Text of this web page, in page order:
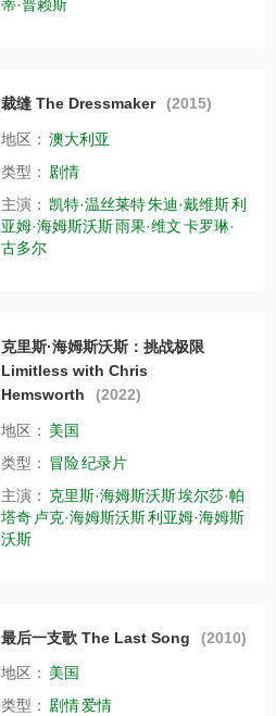
蒂·普赖斯
裁缝 The Dressmaker (2015)
地区： 澳大利亚
类型： 剧情
主演： 凯特·温丝莱特朱迪·戴维斯利
亚姆·海姆斯沃斯雨果·维文卡罗琳·
古多尔
克里斯·海姆斯沃斯：挑战极限
Limitless with Chris
Hemsworth
(2022)
地区： 美国
类型： 冒险纪录片
主演： 克里斯·海姆斯沃斯埃尔莎·帕
塔奇 卢克·海姆斯沃斯利亚姆·海姆斯
沃斯
最后一支歌 The Last Song (2010)
地区： 美国
类型： 剧情爱情